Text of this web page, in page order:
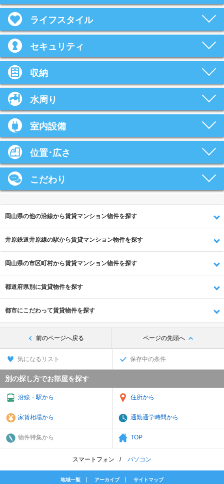
ライフスタイル
セキュリティ
収納
水周り
室内設備
位置･広さ
こだわり
岡山県の他の沿線から賃貸マンション物件を探す
井原鉄道井原線の駅から賃貸マンション物件を探す
岡山県の市区町村から賃貸マンション物件を探す
都道府県別に賃貸物件を探す
都市にこだわって賃貸物件を探す
前のページへ戻る ページの先頭へ
気になるリスト 保存中の条件
別の探し方でお部屋を探す
沿線・駅から 住所から
家賃相場から 通勤通学時間から
物件特集から TOP
スマートフォン パソコン
地域一覧 アーカイブ サイトマップ